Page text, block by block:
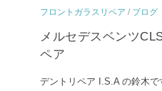
フロントガラスリペア / ブログ
メルセデスベンツ
ペア
デントリペア I.S.A の鈴木